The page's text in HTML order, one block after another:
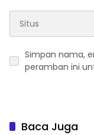
Simpan nama,
peramban ini
Baca Juga